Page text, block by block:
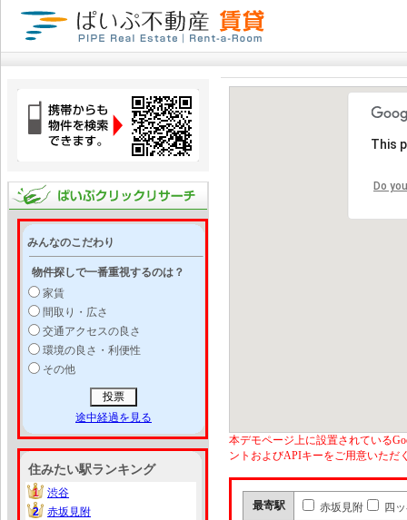
みんなのこだわり
物件探しで一番重視するのは？
家賃
間取り・広さ
交通アクセスの良さ
環境の良さ・利便性
その他
途中経過を見る
住みたい駅ランキング
1
1
渋谷
2
2
赤坂見附
This
Do
本デモページ上に設置されている
ントおよびAPIキーをご用意いただ
最寄駅 赤坂見附 四